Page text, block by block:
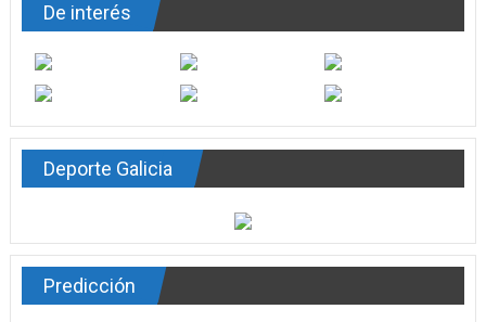
De interés
Deporte Galicia
Predicción